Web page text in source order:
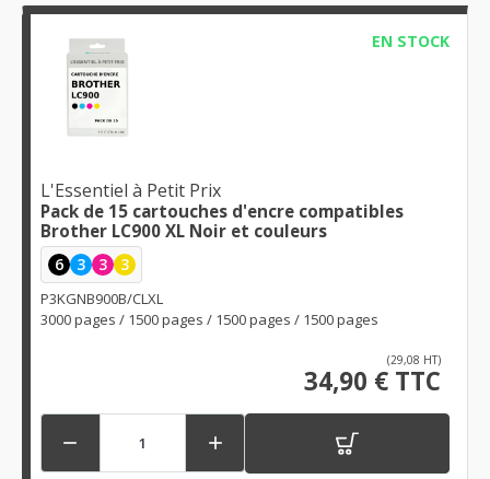
EN STOCK
L'Essentiel à Petit Prix
Pack de 15 cartouches d'encre compatibles
Brother LC900 XL Noir et couleurs
6 3 3 3
P3KGNB900B/CLXL
3000 pages / 1500 pages / 1500 pages / 1500 pages
(29,08 HT)
34,90 € TTC
 